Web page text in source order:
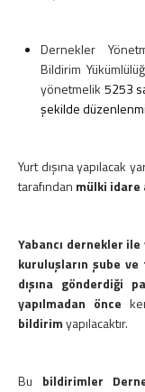
Dernekler
Bildirim
yönetmelik 5253
şekilde
Yurt dışına yapılacak
tarafından mülki
Yabancı dernekler ile
kuruluşların şube
dışına gönderdiği
yapılmadan önce
bildirimyapılacaktır.
Bu bildirimler